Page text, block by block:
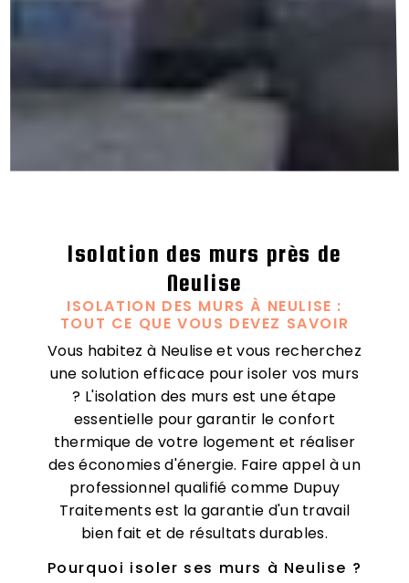
Isolation des murs près de
Neulise
ISOLATION DES MURS À NEULISE :
TOUT CE QUE VOUS DEVEZ SAVOIR
Vous habitez à Neulise et vous recherchez
une solution efficace pour isoler vos murs
? L'isolation des murs est une étape
essentielle pour garantir le confort
thermique de votre logement et réaliser
des économies d'énergie. Faire appel à un
professionnel qualifié comme Dupuy
Traitements est la garantie d'un travail
bien fait et de résultats durables.
Pourquoi isoler ses murs à Neulise ?